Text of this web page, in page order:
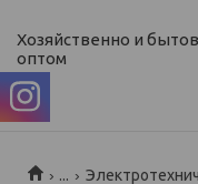
Хозяйственно и
оптом
...